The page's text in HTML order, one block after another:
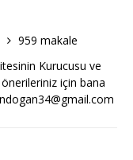
959 makale
Kurucusu ve
için bana